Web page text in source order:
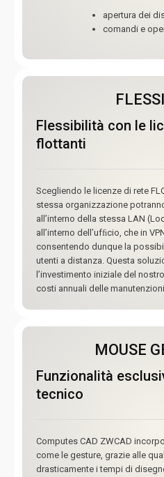
apertura dei
comandi e
Flessibilità con le
flottanti
Scegliendo le licenze di rete
stessa organizzazione
all’interno della stessa LAN
all’interno dell’ufﬁcio, che in
consentendo dunque la
utenti a distanza. Questa
l’investimento iniziale del
costi annuali delle
MOUSE
Funzionalità
tecnico
Computes CAD ZWCAD
come le gesture, grazie alle
drasticamente i tempi di